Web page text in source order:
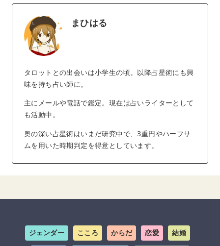
まひはる
タロットとの出会いは小学生の頃。以降占星術にも興
味を持ち占い師に。
主にメールや電話で鑑定。現在は占いライターとして
も活動中。
奥の深い占星術はいまだ研究中で、3重円やハーフサ
ムを用いた時期判定を得意としています。
ジェンダー こころ からだ 恋愛 結婚